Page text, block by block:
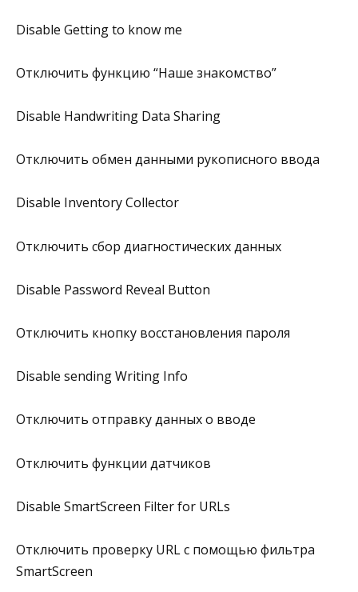
Disable Getting to know me
Отключить функцию “Наше знакомство”
Disable Handwriting Data Sharing
Отключить обмен данными рукописного ввода
Disable Inventory Collector
Отключить сбор диагностических данных
Disable Password Reveal Button
Отключить кнопку восстановления пароля
Disable sending Writing Info
Отключить отправку данных о вводе
Отключить функции датчиков
Disable SmartScreen Filter for URLs
Отключить проверку URL с помощью фильтра
SmartScreen